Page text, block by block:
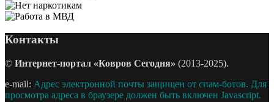
Контакты
© Интернет-портал «Ковров Сегодня» (2013-2025).
e-mail: Адрес электронной почты защищен от спам-ботов. Для
просмотра адреса в браузере должен быть включен Javascript.